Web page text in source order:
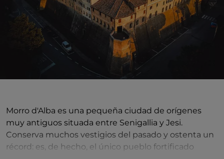
Morro d'Alba es una pequeña ciudad de orígenes
muy antiguos situada entre Senigallia y Jesi.
Conserva muchos vestigios del pasado y ostenta un
récord: es, de hecho, el único pueblo fortificado